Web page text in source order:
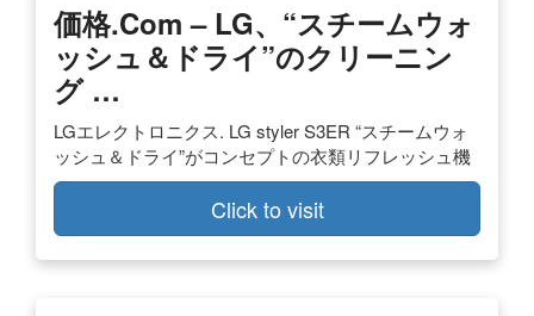
価格.com – LG、“スチームウォ
ッシュ＆ドライ”のクリーニン
グ …
LGエレクトロニクス. LG styler S3ER “スチームウォ
ッシュ＆ドライ”がコンセプトの衣類リフレッシュ機
Click to visit